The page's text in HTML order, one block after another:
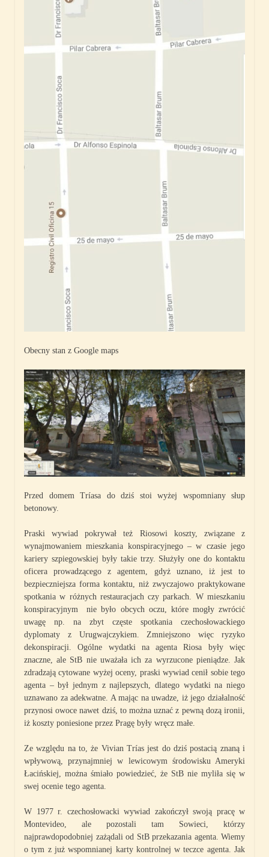
Obecny stan z Google maps
Przed domem Tríasa do dziś stoi wyżej wspomniany słup
betonowy.
Praski wywiad pokrywał też Riosowi koszty, związane z
wynajmowaniem mieszkania konspiracyjnego – w czasie jego
kariery szpiegowskiej były takie trzy. Służyły one do kontaktu
oficera prowadzącego z agentem, gdyż uznano, iż jest to
bezpieczniejsza forma kontaktu, niż zwyczajowo praktykowane
spotkania w różnych restauracjach czy parkach. W mieszkaniu
konspiracyjnym nie było obcych oczu, które mogły zwrócić
uwagę np. na zbyt częste spotkania czechosłowackiego
dyplomaty z Urugwajczykiem. Zmniejszono więc ryzyko
dekonspiracji. Ogólne wydatki na agenta Riosa były więc
znaczne, ale StB nie uważała ich za wyrzucone pieniądze. Jak
zdradzają cytowane wyżej oceny, praski wywiad cenił sobie tego
agenta – był jednym z najlepszych, dlatego wydatki na niego
uznawano za adekwatne. A mając na uwadze, iż jego działalność
przynosi owoce nawet dziś, to można uznać z pewną dozą ironii,
iż koszty poniesione przez Pragę były wręcz małe.
Ze względu na to, że Vivian Trías jest do dziś postacią znaną i
wpływową, przynajmniej w lewicowym środowisku Ameryki
Łacińskiej, można śmiało powiedzieć, że StB nie myliła się w
swej ocenie tego agenta.
W 1977 r. czechosłowacki wywiad zakończył swoją pracę w
Montevideo, ale pozostali tam Sowieci, którzy
najprawdopodobniej zażądali od StB przekazania agenta. Wiemy
o tym z już wspomnianej karty kontrolnej w teczce agenta. Jak